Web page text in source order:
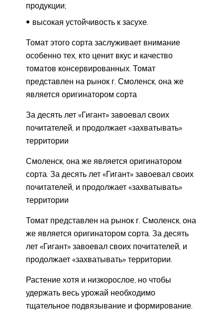
продукции;
высокая устойчивость к засухе.
Томат этого сорта заслуживает внимание
особенно тех, кто ценит вкус и качество
томатов консервированных. Томат
представлен на рынок г. Смоленск, она же
является оригинатором сорта
За десять лет «Гигант» завоевал своих
почитателей, и продолжает «захватывать»
территории
Смоленск, она же является оригинатором
сорта. За десять лет «Гигант» завоевал своих
почитателей, и продолжает «захватывать»
территории
Томат представлен на рынок г. Смоленск, она
же является оригинатором сорта. За десять
лет «Гигант» завоевал своих почитателей, и
продолжает «захватывать» территории.
Растение хотя и низкорослое, но чтобы
удержать весь урожай необходимо
тщательное подвязывание и формирование.